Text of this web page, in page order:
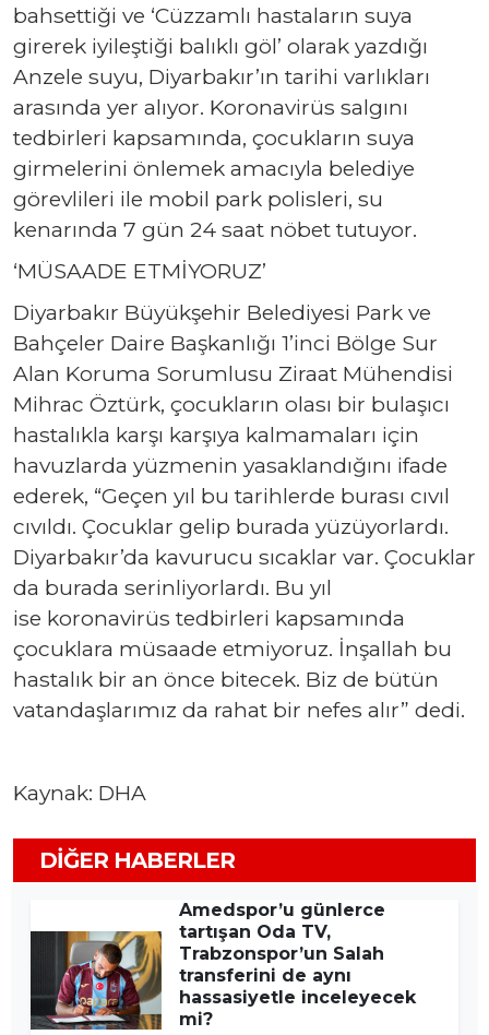
bahsettiği ve ‘Cüzzamlı hastaların suya
girerek iyileştiği balıklı göl’ olarak yazdığı
Anzele suyu, Diyarbakır’ın tarihi varlıkları
arasında yer alıyor. Koronavirüs salgını
tedbirleri kapsamında, çocukların suya
girmelerini önlemek amacıyla belediye
görevlileri ile mobil park polisleri, su
kenarında 7 gün 24 saat nöbet tutuyor.
‘MÜSAADE ETMİYORUZ’
Diyarbakır Büyükşehir Belediyesi Park ve
Bahçeler Daire Başkanlığı 1’inci Bölge Sur
Alan Koruma Sorumlusu Ziraat Mühendisi
Mihrac Öztürk, çocukların olası bir bulaşıcı
hastalıkla karşı karşıya kalmamaları için
havuzlarda yüzmenin yasaklandığını ifade
ederek, “Geçen yıl bu tarihlerde burası cıvıl
cıvıldı. Çocuklar gelip burada yüzüyorlardı.
Diyarbakır’da kavurucu sıcaklar var. Çocuklar
da burada serinliyorlardı. Bu yıl
ise koronavirüs tedbirleri kapsamında
çocuklara müsaade etmiyoruz. İnşallah bu
hastalık bir an önce bitecek. Biz de bütün
vatandaşlarımız da rahat bir nefes alır” dedi.
Kaynak: DHA
DIĞER HABERLER
Amedspor’u günlerce
tartışan Oda TV,
Trabzonspor’un Salah
transferini de aynı
hassasiyetle inceleyecek
mi?